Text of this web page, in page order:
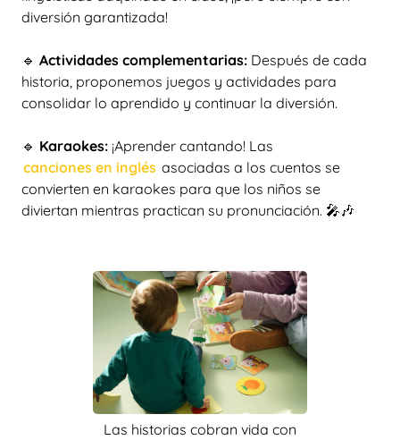
diversión garantizada!
🔹 Actividades complementarias: Después de cada
historia, proponemos juegos y actividades para
consolidar lo aprendido y continuar la diversión.
🔹 Karaokes: ¡Aprender cantando! Las
canciones en inglés asociadas a los cuentos se
convierten en karaokes para que los niños se
diviertan mientras practican su pronunciación. 🎤🎶
Las historias cobran vida con